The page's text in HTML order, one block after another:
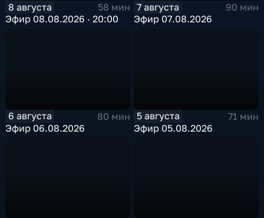
8 августа
58 мин
Эфир 08.08.2026 · 20:00
7 августа
90 мин
Эфир 07.08.2026
6 августа
80 мин
Эфир 06.08.2026
5 августа
71 мин
Эфир 05.08.2026